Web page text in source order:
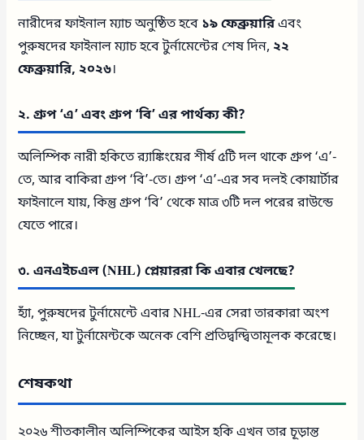
নারীদের ফাইনাল ম্যাচ অনুষ্ঠিত হবে ১৯ ফেব্রুয়ারিএবং
পুরুষদের ফাইনাল ম্যাচ হবে টুর্নামেন্টের শেষ দিন, ২২
ফেব্রুয়ারি, ২০২৬।
২. গ্রুপ ‘এ’ এবং গ্রুপ ‘বি’ এর পার্থক্য কী?
অলিম্পিক নারী হকিতে র‍্যাঙ্কিংয়ের শীর্ষ ৫টি দল থাকে গ্রুপ ‘এ’-
তে, আর বাকিরা গ্রুপ ‘বি’-তে। গ্রুপ ‘এ’-এর সব দলই কোয়ার্টার
ফাইনালে যায়, কিন্তু গ্রুপ ‘বি’ থেকে মাত্র ৩টি দল পরের রাউন্ডে
যেতে পারে।
৩. এনএইচএল (NHL) প্লেয়াররা কি এবার খেলছে?
হ্যাঁ, পুরুষদের টুর্নামেন্টে এবার NHL-এর সেরা তারকারা অংশ
নিচ্ছেন, যা টুর্নামেন্টকে অনেক বেশি প্রতিদ্বন্দ্বিতামূলক করেছে।
শেষকথা
২০২৬ শীতকালীন অলিম্পিকের আইস হকি এখন তার চূড়ান্ত